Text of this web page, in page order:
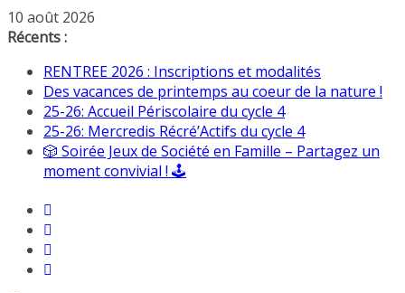
Passer
au
10 août 2026
Récents :
RENTREE 2026 : Inscriptions et modalités
Des vacances de printemps au coeur de la nature !
25-26: Accueil Périscolaire du cycle 4
25-26: Mercredis Récré’Actifs du cycle 4
🎲 Soirée Jeux de Société en Famille – Partagez un
moment convivial ! 🕹️